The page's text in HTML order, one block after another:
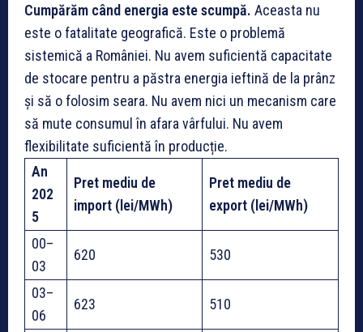
Cumpărăm când energia este scumpă. Aceasta nu
este o fatalitate geografică. Este o problemă
sistemică a României. Nu avem suficientă capacitate
de stocare pentru a păstra energia ieftină de la prânz
și să o folosim seara. Nu avem nici un mecanism care
să mute consumul în afara vârfului. Nu avem
flexibilitate suficientă în producție.
An
202
5
Pret mediu de
import (lei/MWh)
Pret mediu de
export (lei/MWh)
00–
03
620 530
03–
06
623 510